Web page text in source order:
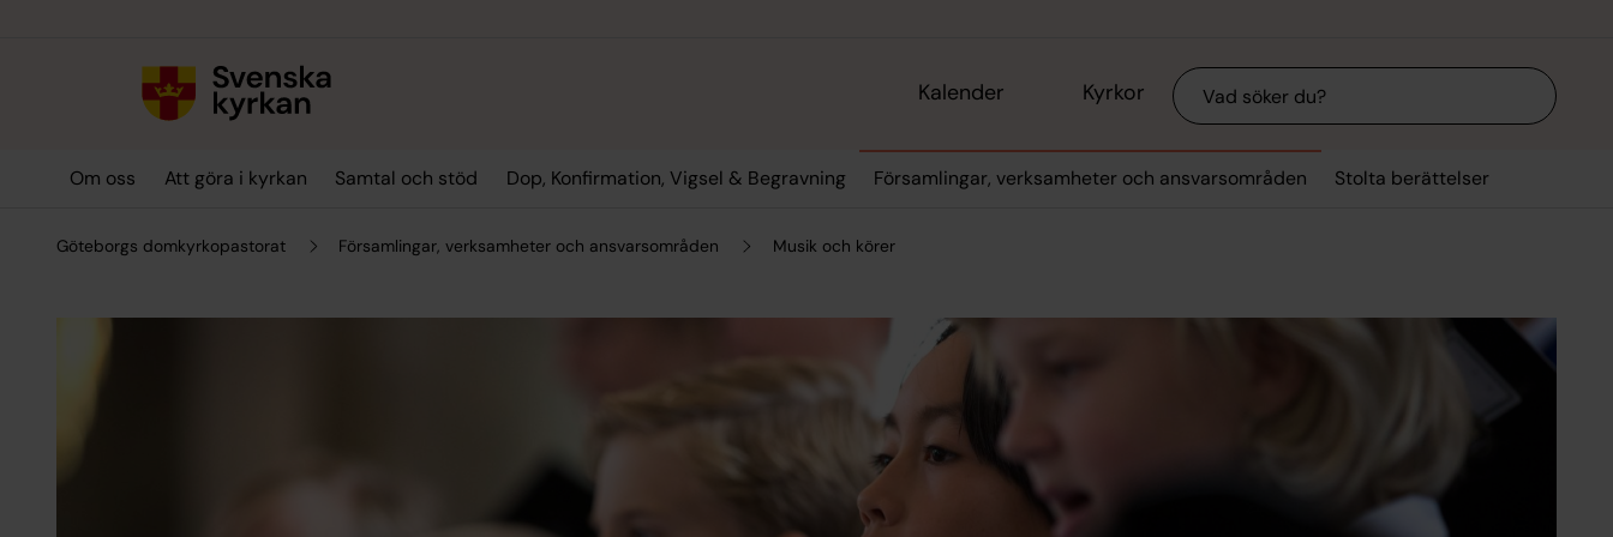
Kalender Kyrkor Sök
Om oss Att göra i kyrkan Samtal och stöd Dop, Konfirmation, Vigsel & Begravning Församlingar, verksamheter och ansvarsområden Stolta berättelser
Göteborgs domkyrkopastorat Församlingar, verksamheter och ansvarsområden Musik och körer